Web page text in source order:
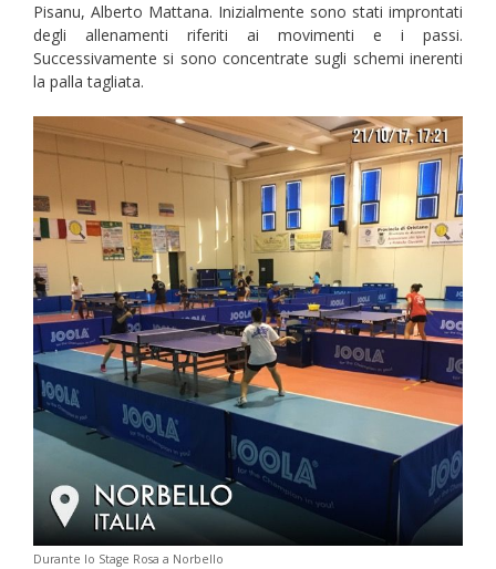
Pisanu, Alberto Mattana. Inizialmente sono stati improntati
degli allenamenti riferiti ai movimenti e i passi.
Successivamente si sono concentrate sugli schemi inerenti
la palla tagliata.
Durante lo Stage Rosa a Norbello